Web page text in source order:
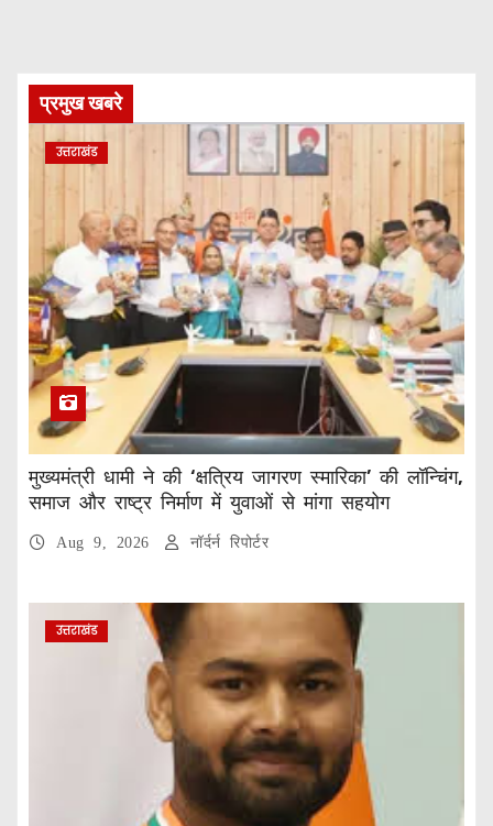
प्रमुख खबरे
उत्तराखंड
मुख्यमंत्री धामी ने की ‘क्षत्रिय जागरण स्मारिका’ की लॉन्चिंग,
समाज और राष्ट्र निर्माण में युवाओं से मांगा सहयोग
Aug 9, 2026 नॉर्दर्न रिपोर्टर
उत्तराखंड